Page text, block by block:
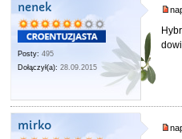
nenek
Posty: 495
Dołączył(a): 28.09.2015
mirko